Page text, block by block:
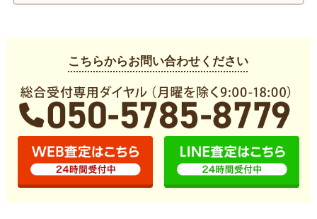
こちらからお問い合わせください